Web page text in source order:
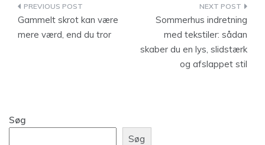
Indlægsnavigation
Gammelt skrot kan være
mere værd, end du tror
Sommerhus indretning
med tekstiler: sådan
skaber du en lys, slidstærk
og afslappet stil
Søg
Søg